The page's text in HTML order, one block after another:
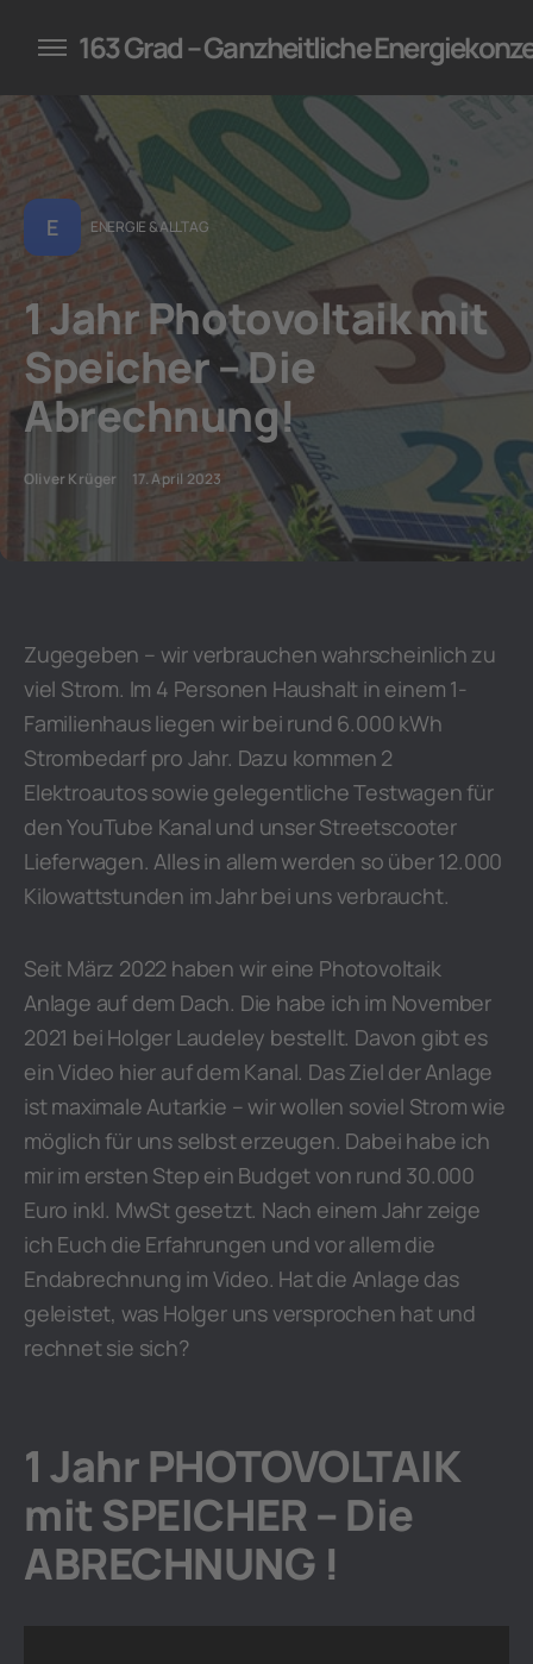
für Unternehmen
163 Grad – Ganzheitliche
E ENERGIE & ALLTAG
1 Jahr Photovoltaik mit
Speicher – Die
Abrechnung!
Oliver Krüger 17. April 2023
Zugegeben – wir verbrauchen wahrscheinlich zu
viel Strom. Im 4 Personen Haushalt in einem 1-
Familienhaus liegen wir bei rund 6.000 kWh
Strombedarf pro Jahr. Dazu kommen 2
Elektroautos sowie gelegentliche Testwagen für
den YouTube Kanal und unser Streetscooter
Lieferwagen. Alles in allem werden so über 12.000
Kilowattstunden im Jahr bei uns verbraucht.
Seit März 2022 haben wir eine Photovoltaik
Anlage auf dem Dach. Die habe ich im November
2021 bei Holger Laudeley bestellt. Davon gibt es
ein Video hier auf dem Kanal. Das Ziel der Anlage
ist maximale Autarkie – wir wollen soviel Strom wie
möglich für uns selbst erzeugen. Dabei habe ich
mir im ersten Step ein Budget von rund 30.000
Euro inkl. MwSt gesetzt. Nach einem Jahr zeige
ich Euch die Erfahrungen und vor allem die
Endabrechnung im Video. Hat die Anlage das
geleistet, was Holger uns versprochen hat und
rechnet sie sich?
1 Jahr PHOTOVOLTAIK
mit SPEICHER – Die
ABRECHNUNG !